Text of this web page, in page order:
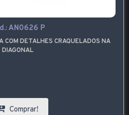
AN0626 P
COM DETALHES CRAQUELADOS NA
DIAGONAL
Comprar!